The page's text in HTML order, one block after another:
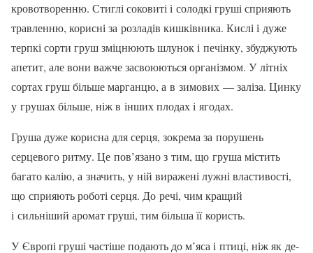
кровотворенню. Стиглі со­ковиті і солодкі груші сприяють
травленню, корисні за розладів кишківника. Кислі і дуже
терпкі сорти груш зміцнюють шлунок і печінку, збуджують
апетит, але вони важче засвоюються ор­ганізмом. У літніх
сортах груш більше марганцю, а в зимових — заліза. Цинку
у грушах біль­ше, ніж в інших плодах і ягодах.
Груша дуже корисна для серця, зокрема за порушень
серцевого ритму. Це пов’язано з тим, що груша містить
багато калію, а значить, у ній виражені лужні властивості,
що сприяють роботі серця. До речі, чим кра­щий
і сильніший аромат груші, тим більша її користь.
У Європі груші частіше пода­ють до м’яса і птиці, ніж як де­